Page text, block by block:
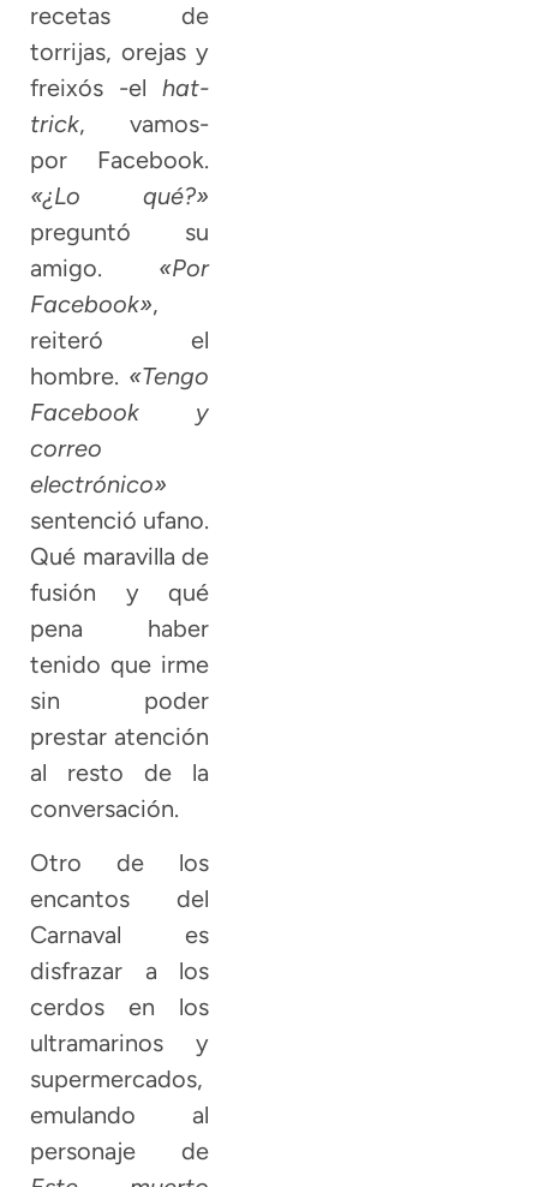
recetas de
torrijas, orejas y
freixós -elhat-
trick, vamos-
por Facebook.
«¿Lo qué?»
preguntó su
amigo. «Por
Facebook»,
reiteró el
hombre. «Tengo
Facebook y
correo
electrónico»
sentenció ufano.
Qué maravilla de
fusión y qué
pena haber
tenido que irme
sin poder
prestar atención
al resto de la
conversación.
Otro de los
encantos del
Carnaval es
disfrazar a los
cerdos en los
ultramarinos y
supermercados,
emulando al
personaje de